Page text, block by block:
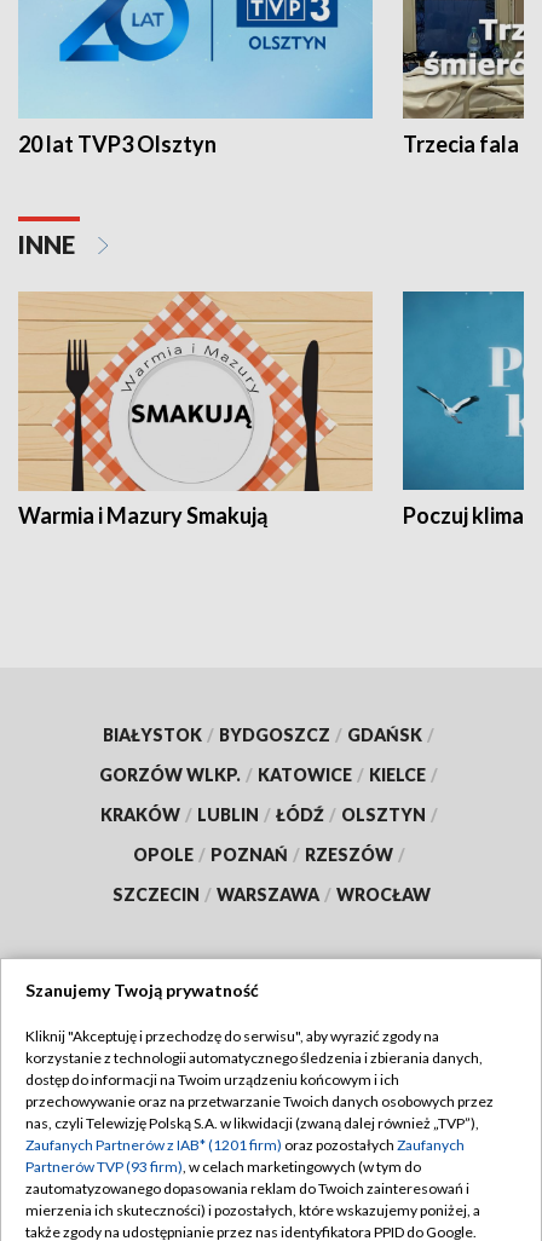
20 lat TVP3 Olsztyn Trzecia fala -
INNE
Warmia i Mazury Smakują Poczuj klimat
BIAŁYSTOK / BYDGOSZCZ / GDAŃSK /
GORZÓW WLKP. / KATOWICE / KIELCE /
KRAKÓW / LUBLIN / ŁÓDŹ / OLSZTYN /
OPOLE / POZNAŃ / RZESZÓW /
SZCZECIN / WARSZAWA / WROCŁAW
TVP
Abonament TVP
Emisja w TVP
Centrum informacji TVP
Naziemna Telewizja Cyfrowa
Regulamin TVP
Polityka prywatności
Moje zgody
Pomoc
Szanujemy Twoją prywatność
Kliknij "Akceptuję i przechodzę do serwisu", aby wyrazić zgody na
korzystanie z technologii automatycznego śledzenia i zbierania danych,
dostęp do informacji na Twoim urządzeniu końcowym i ich
przechowywanie oraz na przetwarzanie Twoich danych osobowych przez
nas, czyli Telewizję Polską S.A. w likwidacji (zwaną dalej również „TVP”),
Zaufanych Partnerów z IAB* (1201 firm) oraz pozostałych Zaufanych
Partnerów TVP (93 firm), w celach marketingowych (w tym do
zautomatyzowanego dopasowania reklam do Twoich zainteresowań i
mierzenia ich skuteczności) i pozostałych, które wskazujemy poniżej, a
także zgody na udostępnianie przez nas identyfikatora PPID do Google.